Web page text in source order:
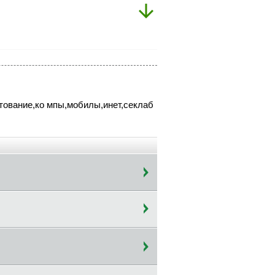
мпы,мобилы,инет,секлаб